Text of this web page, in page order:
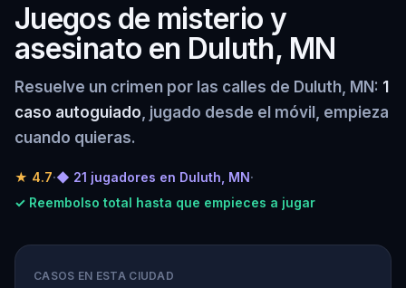
Juegos de misterio y
asesinato en Duluth, MN
Resuelve un crimen por las calles de Duluth, MN: 1
caso autoguiado, jugado desde el móvil, empieza
cuando quieras.
★ 4.7·◆ 21 jugadores en Duluth, MN·
✓ Reembolso total hasta que empieces a jugar
CASOS EN ESTA CIUDAD